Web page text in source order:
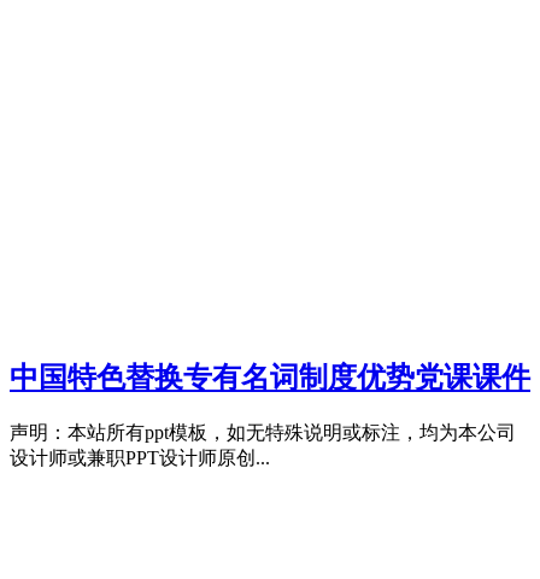
中国特色替换专有名词制度优势党课课件
声明：本站所有ppt模板，如无特殊说明或标注，均为本公司
设计师或兼职PPT设计师原创...